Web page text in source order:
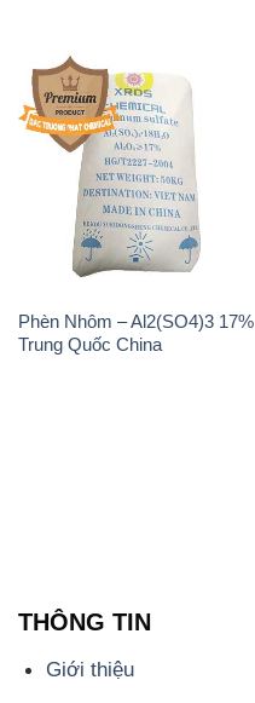
Phèn Nhôm – Al2(SO4)3 17%
Trung Quốc China
THÔNG TIN
Giới thiệu